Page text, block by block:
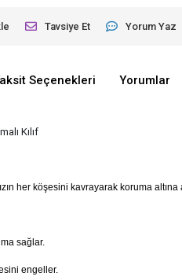
Tavsiye Et Yorum Yaz
Seçenekleri Yorumlar
Kılıf
her köşesini kavrayarak koruma altına
sağlar.
engeller.